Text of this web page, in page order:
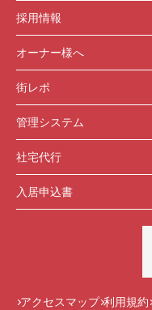
採用情報
オーナー様へ
街レポ
管理システム
社宅代行
入居申込書
アクセスマップ 利用規約